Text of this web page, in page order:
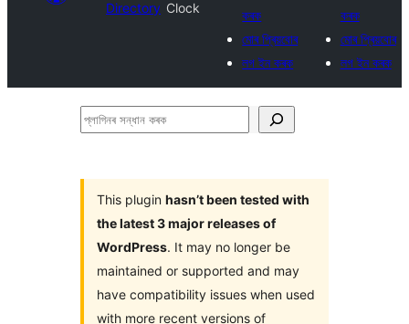
Directory Clock
কৰক
মোৰ প্ৰিয়বোৰ
লগ ইন কৰক
কৰক
মোৰ প্ৰিয়বোৰ
লগ ইন কৰক
প্লাগিনৰ
This plugin hasn’t been tested with
the latest 3 major releases of
WordPress. It may no longer be
maintained or supported and may
have compatibility issues when used
with more recent versions of